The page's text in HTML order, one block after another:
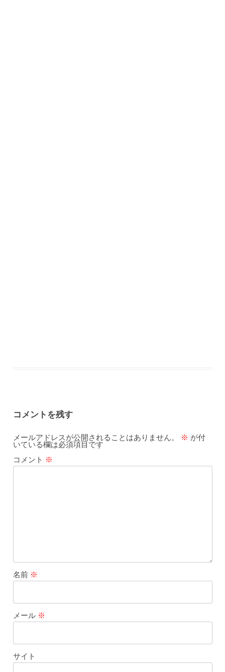
コメントを残す
メールアドレスが公開されることはありません。 ※ が付
いている欄は必須項目です
コメント ※
名前 ※
メール ※
サイト